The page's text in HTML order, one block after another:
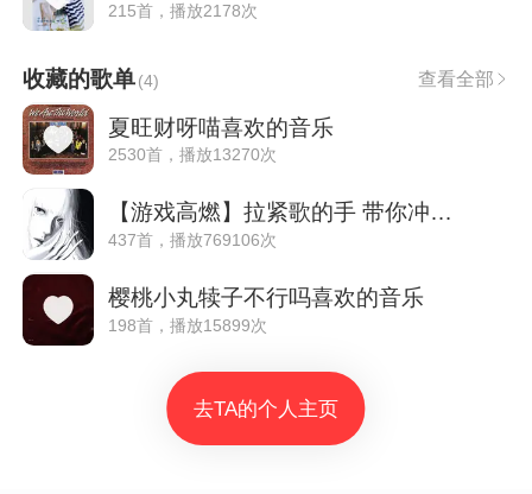
215首，播放2178次
收藏的歌单(4) 查看全部
夏旺财呀喵喜欢的音乐
2530首，播放13270次
【游戏高燃】拉紧歌的手 带你冲出重围
437首，播放769106次
樱桃小丸犊子不行吗喜欢的音乐
198首，播放15899次
去TA的个人主页